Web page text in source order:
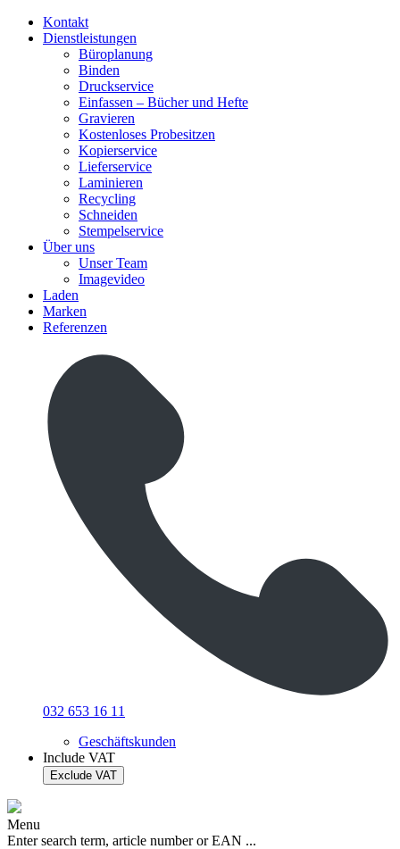
Kontakt
Dienstleistungen
Büroplanung
Binden
Druckservice
Einfassen – Bücher und Hefte
Gravieren
Kostenloses Probesitzen
Kopierservice
Lieferservice
Laminieren
Recycling
Schneiden
Stempelservice
Über uns
Unser Team
Imagevideo
Laden
Marken
Referenzen
032 653 16 11
Geschäftskunden
Include VAT
Exclude VAT
Menu
Enter search term, article number or EAN ...